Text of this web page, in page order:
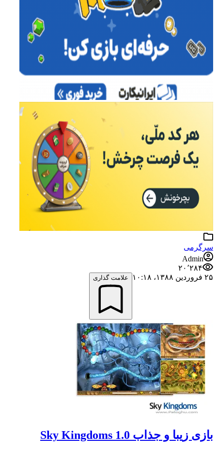
سرگرمی
Admin
۲۰٬۲۸۴
۲۵ فروردین ۱۳۸۸،‏ ۱۰:۱۸
علامت گذاری
بازی زیبا و جذاب Sky Kingdoms 1.0